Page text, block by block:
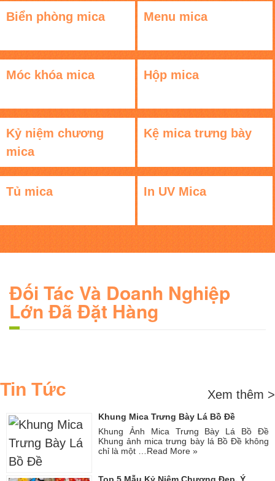
Biển phòng mica Menu mica
Móc khóa mica Hộp mica
Kỷ niệm chương
mica
Kệ mica trưng bày
Tủ mica In UV Mica
Đối Tác Và Doanh Nghiệp
Lớn Đã Đặt Hàng
Tin Tức Xem thêm >
Khung Mica Trưng Bày Lá Bồ Đề
Khung Ảnh Mica Trưng Bày Lá Bồ Đề
Khung ảnh mica trưng bày lá Bồ Đề không
chỉ là một …Read More »